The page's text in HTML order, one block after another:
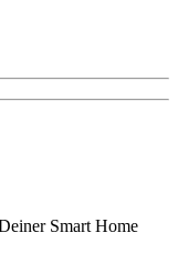
Smart Home